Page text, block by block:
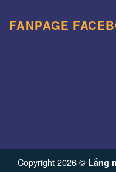
FANPAGE
Copyright 2026 © Lắng